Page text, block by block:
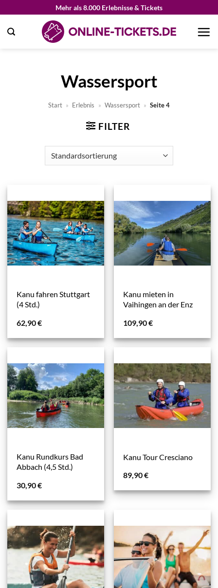
springen
Mehr als 8.000 Erlebnisse & Tickets
Wassersport
Start » Erlebnis » Wassersport » Seite 4
FILTER
Kanu fahren Stuttgart
(4 Std.)
62,90€
Kanu mieten in
Vaihingen an der Enz
109,90€
Kanu Rundkurs Bad
Abbach (4,5 Std.)
30,90€
Kanu Tour Cresciano
89,90€